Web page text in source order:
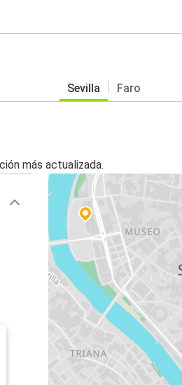
Sevilla Faro
más actualizada.